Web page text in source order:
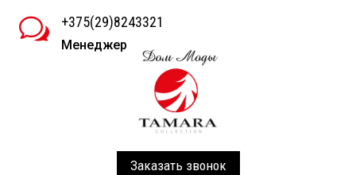
w +375(29)8243321
Менеджер
Заказать звонок